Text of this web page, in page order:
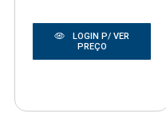
LOGIN P/ VER
PREÇO